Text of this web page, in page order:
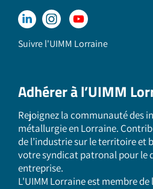
Suivre l'UIMM Lorraine
Adhérer à l’UIMM
Rejoignez la communauté des
métallurgie en Lorraine.
de l’industrie sur le territoire et
votre syndicat patronal pour le
entreprise.
L'UIMM Lorraine est membre